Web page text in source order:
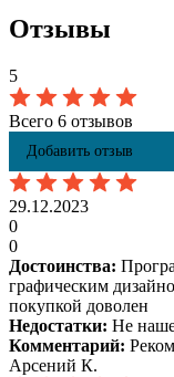
Отзывы
5
Всего 6 отзывов
Добавить отзыв
29.12.2023
0
0
Достоинства:
графическим
покупкой доволен
Недостатки: Не
Комментарий:
Арсений К.